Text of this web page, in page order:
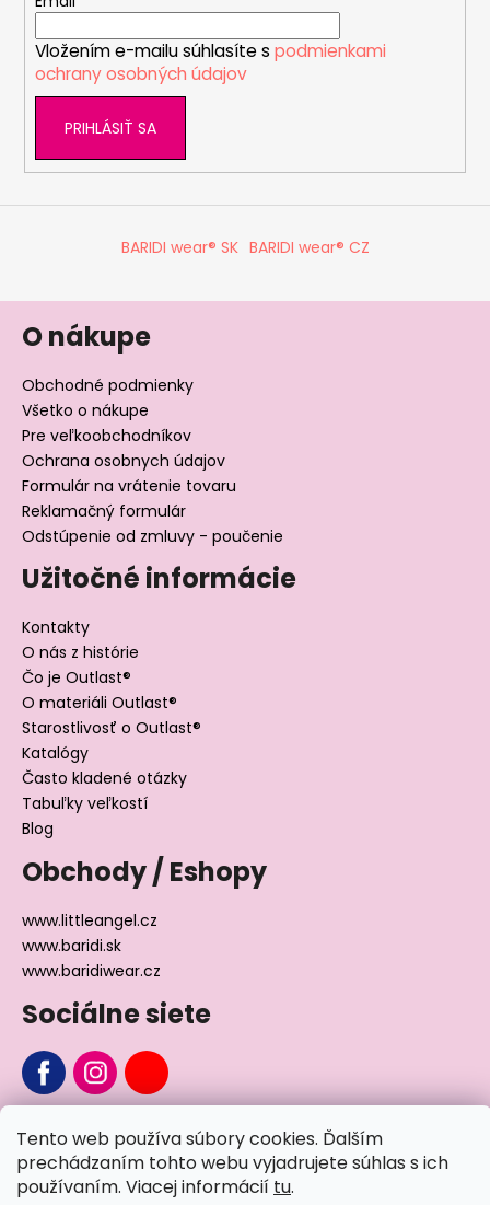
Tento web používa súbory cookies. Ďalším
prechádzaním tohto webu vyjadrujete súhlas s ich
používaním. Viacej informácií tu.
Vložením e-mailu súhlasíte s podmienkami
ochrany osobných údajov
PRIHLÁSIŤ SA
BARIDI wear® SK BARIDI wear® CZ
O nákupe
Obchodné podmienky
Všetko o nákupe
Pre veľkoobchodníkov
Ochrana osobnych údajov
Formulár na vrátenie tovaru
Reklamačný formulár
Odstúpenie od zmluvy - poučenie
Užitočné informácie
Kontakty
O nás z histórie
Čo je Outlast®
O materiáli Outlast®
Starostlivosť o Outlast®
Katalógy
Často kladené otázky
Tabuľky veľkostí
Blog
Obchody / Eshopy
www.littleangel.cz
www.baridi.sk
www.baridiwear.cz
Sociálne siete
Chcete sa nás na niečo opýtať?
Napíšte nám